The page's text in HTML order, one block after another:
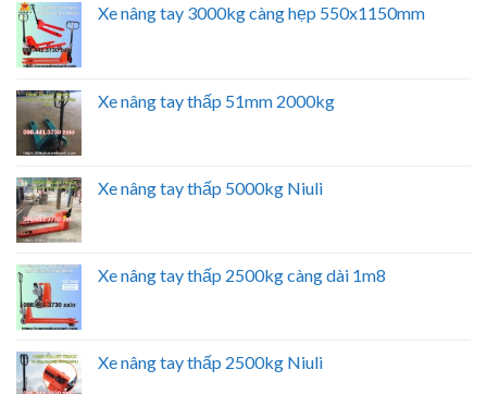
Xe nâng tay 3000kg càng hẹp 550x1150mm
Xe nâng tay thấp 51mm 2000kg
Xe nâng tay thấp 5000kg Niuli
Xe nâng tay thấp 2500kg càng dài 1m8
Xe nâng tay thấp 2500kg Niuli